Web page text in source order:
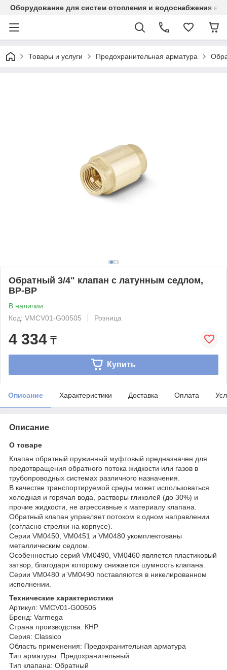
Оборудование для систем отопления и водоснабжения в
Товары и услуги Предохранительная арматура
Обратный 3/4" клапан с латунным седлом,
ВР-ВР
В наличии
Код: VMCV01-G00505
Розница
4 334 ₸
Купить
Описание Характеристики Доставка Оплата
Описание
О товаре
Клапан обратный пружинный муфтовый предназначен для
предотвращения обратного потока жидкости или газов в
трубопроводных системах различного назначения.
В качестве транспортируемой среды может использоваться
холодная и горячая вода, растворы гликолей (до 30%) и
прочие жидкости, не агрессивные к материалу клапана.
Обратный клапан управляет потоком в одном направлении
(согласно стрелки на корпусе).
Серии VM0450, VM0451 и VM0480 укомплектованы
металлическим седлом.
Особенностью серий VM0490, VM0460 является пластиковый
затвор, благодаря которому снижается шумность клапана.
Серии VM0480 и VM0490 поставляются в никелированном
исполнении.
Технические характеристики
Артикул: VMCV01-G00505
Бренд: Varmega
Страна производства: КНР
Серия: Classico
Область применения: Предохранительная арматура
Тип арматуры: Предохранительный
Тип клапана: Обратный